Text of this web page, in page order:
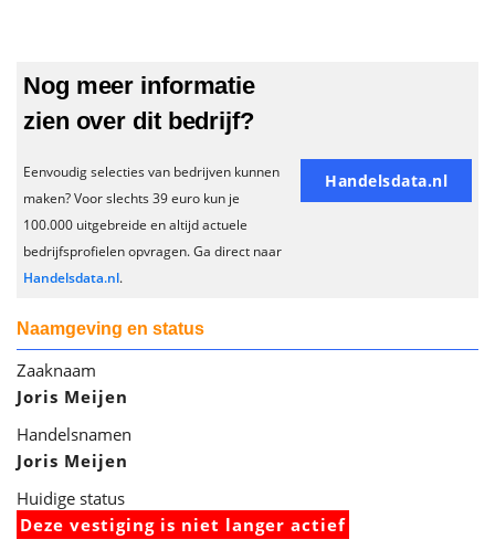
Nog meer informatie
zien over dit bedrijf?
Eenvoudig selecties van bedrijven kunnen
maken? Voor slechts 39 euro kun je
100.000 uitgebreide en altijd actuele
bedrijfsprofielen opvragen. Ga direct naar
Handelsdata.nl.
Handelsdata.nl
Naamgeving en status
Zaaknaam
Joris Meijen
Handelsnamen
Joris Meijen
Huidige status
Deze vestiging is niet langer actief